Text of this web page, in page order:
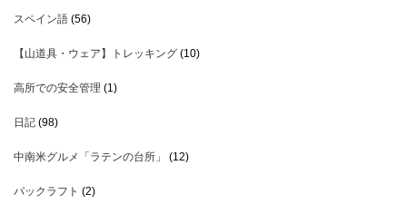
スペイン語 (56)
【山道具・ウェア】トレッキング (10)
高所での安全管理 (1)
日記 (98)
中南米グルメ「ラテンの台所」 (12)
パックラフト (2)